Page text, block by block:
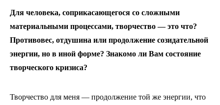
Для человека, соприкасающегося со сложными
материальными процессами, творчество — это что?
Противовес, отдушина или продолжение созидательной
энергии, но в иной форме? Знакомо ли Вам состояние
творческого кризиса?
Творчество для меня — продолжение той же энергии, что